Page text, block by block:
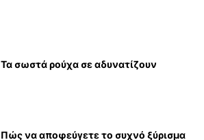
Τα σωστά ρούχα σε αδυνατίζουν
Πώς να αποφεύγετε το συχνό ξύρισμα